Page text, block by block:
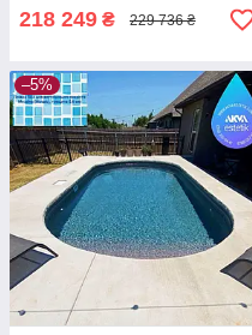
218 249 ₴ 229 736 ₴
–5%